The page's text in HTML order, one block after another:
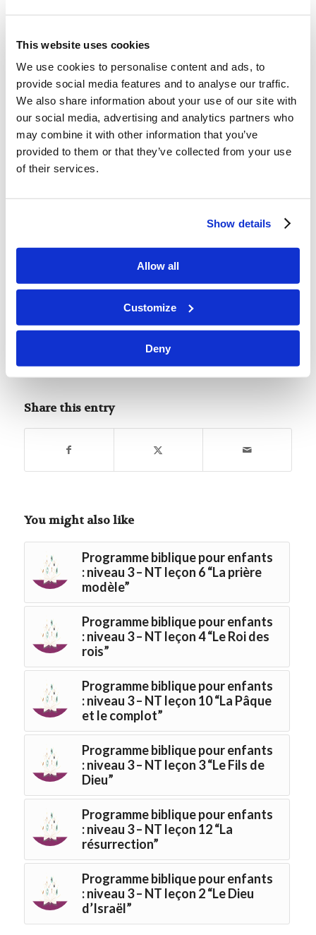
This website uses cookies
We use cookies to personalise content and ads, to
provide social media features and to analyse our traffic.
We also share information about your use of our site with
our social media, advertising and analytics partners who
may combine it with other information that you’ve
provided to them or that they’ve collected from your use
of their services.
Show details
Allow all
Customize
Deny
Comment pouvons-nous rechercher le
Royaume et la justice de Dieu ?
Mémorisation
Matthieu 6:33
et toutes ces choses vous seront données par-
dessus.”
Programme biblique pour enfants : niveau 3
NT
Share this entry
You might also like
Programme biblique pour enfants
: niveau 3 – NT leçon 6 “La prière
modèle”
Programme biblique pour enfants
: niveau 3 – NT leçon 4 “Le Roi des
rois”
Programme biblique pour enfants
: niveau 3 – NT leçon 10 “La Pâque
et le complot”
Programme biblique pour enfants
: niveau 3 – NT leçon 3 “Le Fils de
Dieu”
Programme biblique pour enfants
: niveau 3 – NT leçon 12 “La
résurrection”
Programme biblique pour enfants
: niveau 3 – NT leçon 2 “Le Dieu
d’Israël”